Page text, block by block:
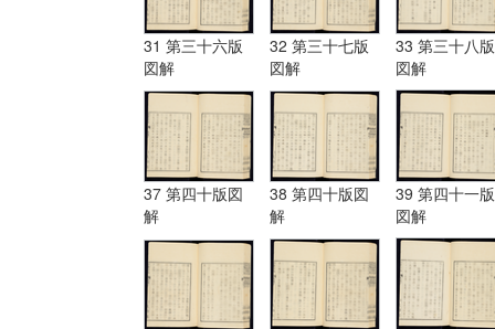
31 第三十六版
図解
32 第三十七版
図解
33 第三十八版
図解
37 第四十版図
解
38 第四十版図
解
39 第四十一版
図解